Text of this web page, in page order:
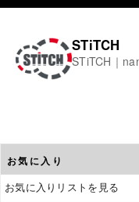
STiTCH
STiTCH｜
お気に入り
お気に入りリストを見る